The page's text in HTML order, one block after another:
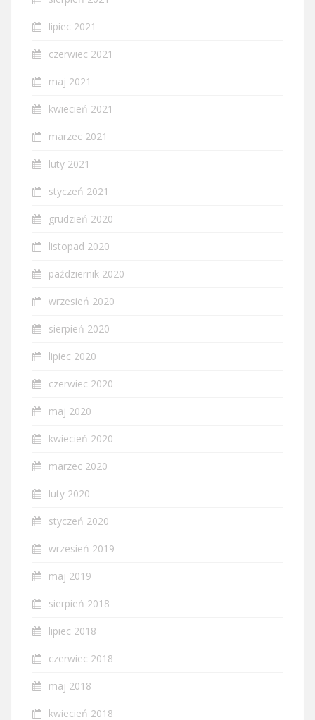
lipiec 2021
czerwiec 2021
maj 2021
kwiecień 2021
marzec 2021
luty 2021
styczeń 2021
grudzień 2020
listopad 2020
październik 2020
wrzesień 2020
sierpień 2020
lipiec 2020
czerwiec 2020
maj 2020
kwiecień 2020
marzec 2020
luty 2020
styczeń 2020
wrzesień 2019
maj 2019
sierpień 2018
lipiec 2018
czerwiec 2018
maj 2018
kwiecień 2018